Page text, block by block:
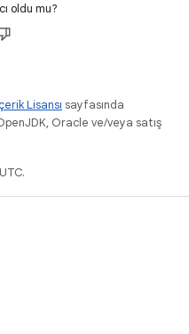
oldu mu?
Lisansı sayfasında
Oracle ve/veya satış